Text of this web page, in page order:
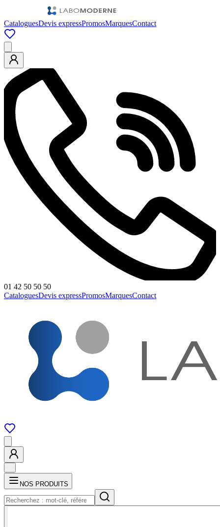
CataloguesDevis expressPromosMarquesContact
01 42 50 50 50
CataloguesDevis expressPromosMarquesContact
NOS PRODUITS